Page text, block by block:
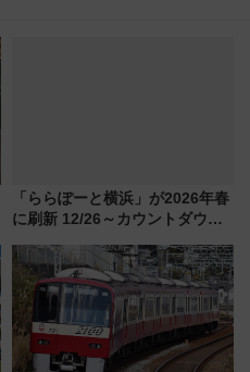
「ららぽーと横浜」が2026年春
に刷新 12/26～カウントダウン
バーゲン情報まとめ